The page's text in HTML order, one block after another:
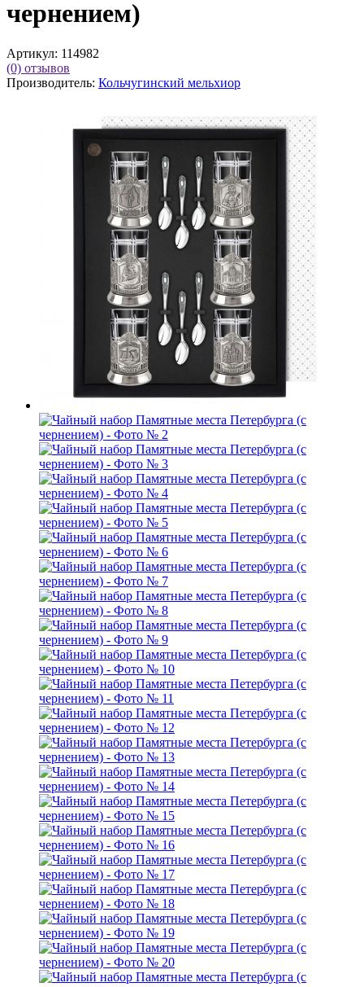
чернением)
Артикул: 114982
(0) отзывов
Производитель: Кольчугинский мельхиор